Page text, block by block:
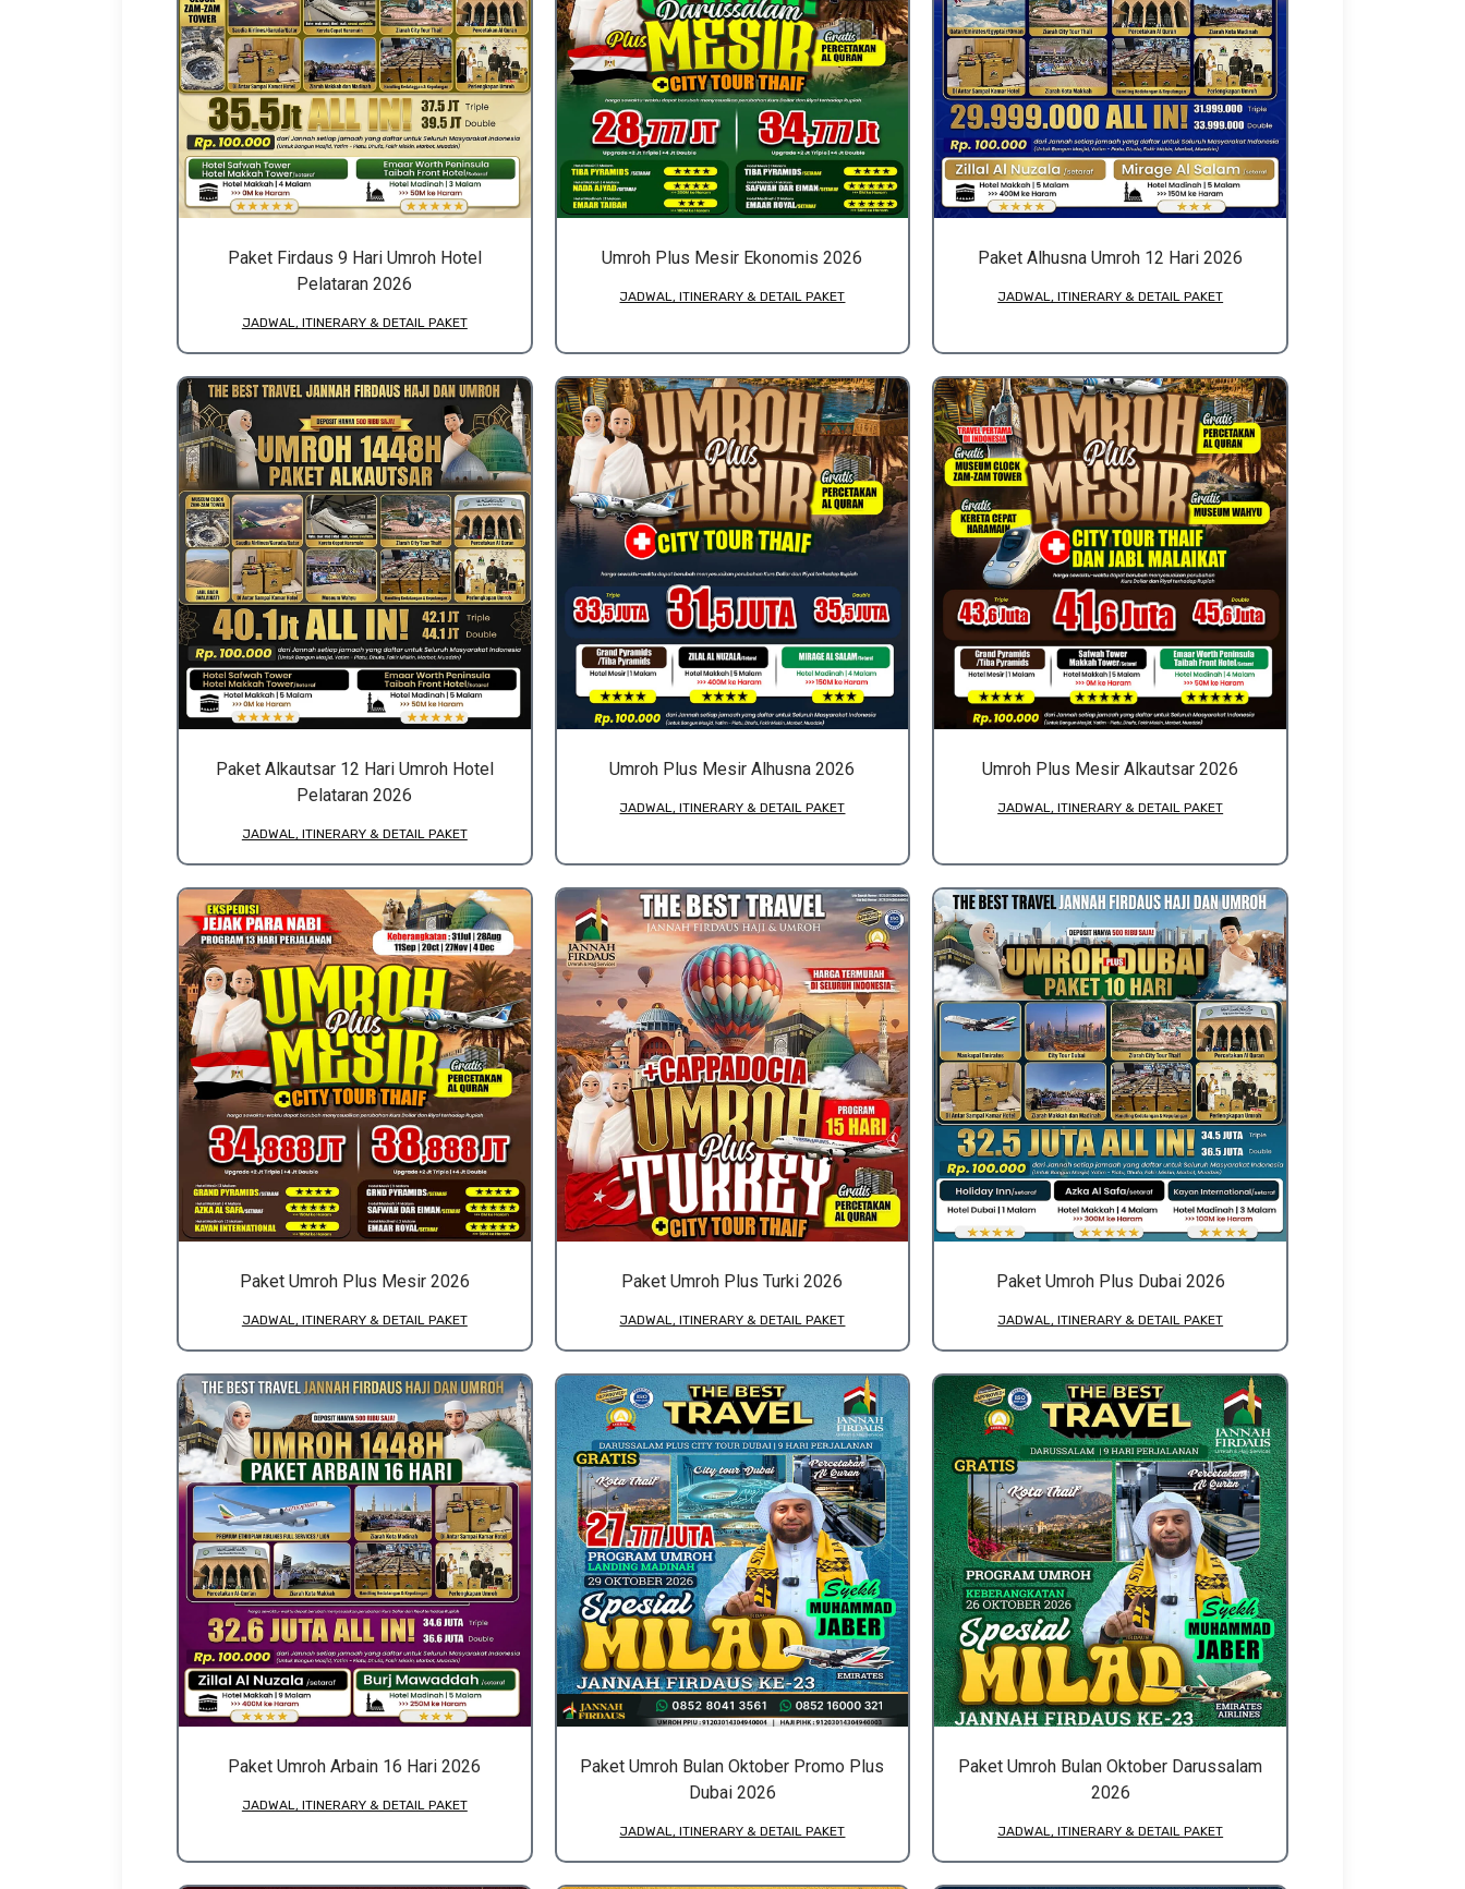
Paket Firdaus 9 Hari Umroh Hotel
Pelataran 2026
JADWAL, ITINERARY & DETAIL PAKET
Umroh Plus Mesir Ekonomis 2026
JADWAL, ITINERARY & DETAIL PAKET
Paket Alhusna Umroh 12 Hari 2026
JADWAL, ITINERARY & DETAIL PAKET
Paket Alkautsar 12 Hari Umroh Hotel
Pelataran 2026
JADWAL, ITINERARY & DETAIL PAKET
Umroh Plus Mesir Alhusna 2026
JADWAL, ITINERARY & DETAIL PAKET
Umroh Plus Mesir Alkautsar 2026
JADWAL, ITINERARY & DETAIL PAKET
Paket Umroh Plus Mesir 2026
JADWAL, ITINERARY & DETAIL PAKET
Paket Umroh Plus Turki 2026
JADWAL, ITINERARY & DETAIL PAKET
Paket Umroh Plus Dubai 2026
JADWAL, ITINERARY & DETAIL PAKET
Paket Umroh Arbain 16 Hari 2026
JADWAL, ITINERARY & DETAIL PAKET
Paket Umroh Bulan Oktober Promo Plus
Dubai 2026
JADWAL, ITINERARY & DETAIL PAKET
Paket Umroh Bulan Oktober Darussalam
2026
JADWAL, ITINERARY & DETAIL PAKET